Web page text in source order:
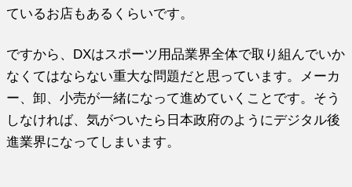
ているお店もあるくらいです。
ですから、DXはスポーツ用品業界全体で取り組んでいか
なくてはならない重大な問題だと思っています。メーカ
ー、卸、小売が一緒になって進めていくことです。そう
しなければ、気がついたら日本政府のようにデジタル後
進業界になってしまいます。